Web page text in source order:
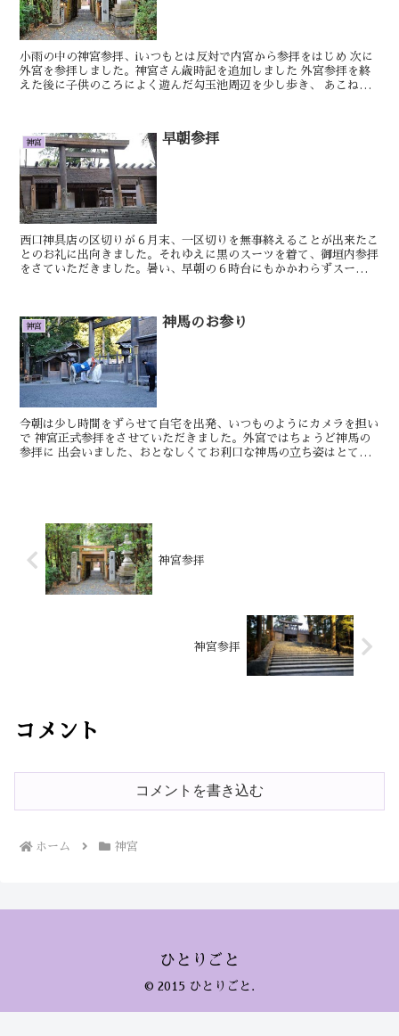
小雨の中の神宮参拝、iいつもとは反対で内宮から参拝をはじめ 次に
外宮を参拝しました。神宮さん歳時記を追加しました 外宮参拝を終
えた後に子供のころによく遊んだ勾玉池周辺を少し歩き、 あこねさ
神宮 早朝参拝
西口神具店の区切りが６月末、一区切りを無事終えることが出来たこ
とのお礼に出向きました。それゆえに黒のスーツを着て、御垣内参拝
をさていただきました。暑い、早朝の６時台にもかかわらずスーツを
神宮 神馬のお参り
今朝は少し時間をずらせて自宅を出発、いつものようにカメラを担い
で 神宮正式参拝をさせていただきました。外宮ではちょうど神馬の
参拝に 出会いました、おとなしくてお利口な神馬の立ち姿はとても
神宮参拝
神宮参拝
コメント
コメントを書き込む
ホーム 神宮
ひとりごと
© 2015 ひとりごと.